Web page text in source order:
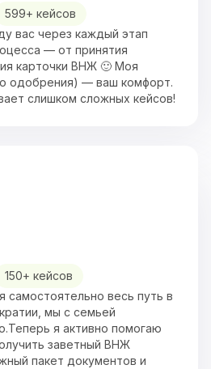
599+ кейсов
вас через каждый этап
— от принятия
карточки ВНЖ 🙂 Моя
одобрения) — ваш комфорт.
слишком сложных кейсов!
150+ кейсов
самостоятельно весь путь в
мы с семьей
я активно помогаю
заветный ВНЖ
пакет документов и